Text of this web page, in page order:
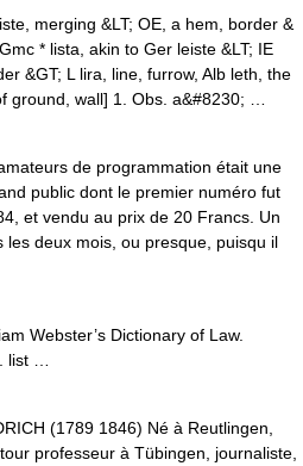
merging &LT; OE, a hem, border &
* lista, akin to Ger leiste &LT; IE
&GT; L lira, line, furrow, Alb leth, the
ground, wall] 1. Obs. a&#8230; …
de programmation était une
public dont le premier numéro fut
et vendu au prix de 20 Francs. Un
les deux mois, ou presque, puisqu il
Webster’s Dictionary of Law.
list …
(1789 1846) Né à Reutlingen,
professeur à Tübingen, journaliste,